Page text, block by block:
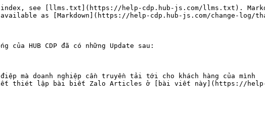
index, see [llms.txt](https://help-cdp.hub-js.com/llms.txt).
as [Markdown](https://help-cdp.hub-js.com/change-log/
của HUB CDP đã có những Update sau:
mà doanh nghiệp cần truyền tải tới cho khách hàng của mình
tiết thiét lập bài biết Zalo Articles ở [bài viết này](https://